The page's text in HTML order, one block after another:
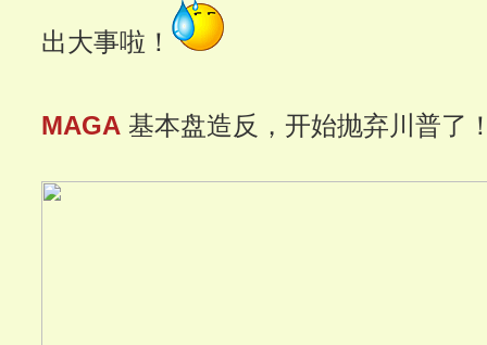
出大事啦！
MAGA 基本盘造反，开始抛弃川普了